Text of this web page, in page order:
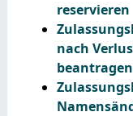
reservieren
nach
beantragen